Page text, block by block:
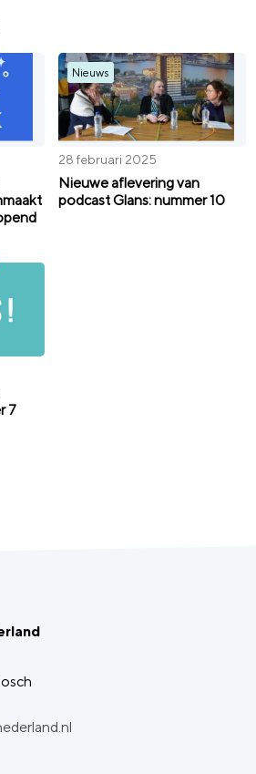
Nieuws
28 februari 2025
Nieuwe aflevering van
podcast Glans: nummer 10
7